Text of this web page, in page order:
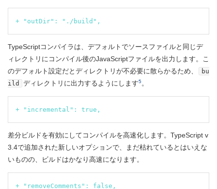
+ "outDir": "./build",
TypeScriptコンパイラは、デフォルトでソースファイルと同じデ
ィレクトリにコンパイル後のJavaScriptファイルを出力します。こ
のデフォルト設定だとディレクトリが不必要に散らかるため、
bu
ild
ディレクトリに出力するようにします5。
+ "incremental": true,
差分ビルドを有効にしてコンパイルを高速化します。TypeScript v
3.4で追加された新しいオプションで、まだ枯れているとはいえな
いものの、ビルドはかなり高速になります。
+ "removeComments": false,